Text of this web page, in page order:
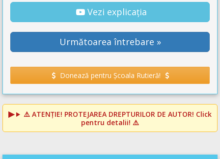
Vezi explicația
Următoarea întrebare »
Donează pentru Școala Rutieră!
⚠️ ATENȚIE! PROTEJAREA DREPTURILOR DE AUTOR! Click
pentru detalii! ⚠️